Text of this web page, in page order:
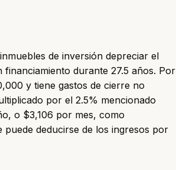
de inversión depreciar el
durante 27.5 años. Por
y tiene gastos de cierre no
por el 2.5% mencionado
o $3,106 por mes, como
deducirse de los ingresos por